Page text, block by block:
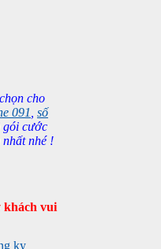
cho
091 số
cước
nhé !
khách vui